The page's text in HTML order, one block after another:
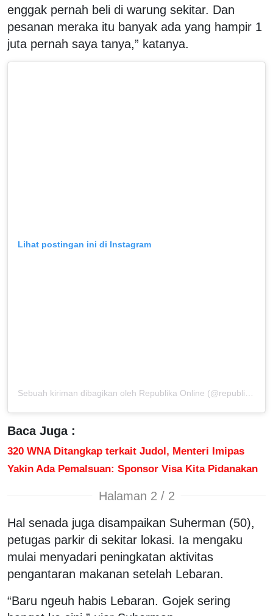
enggak pernah beli di warung sekitar. Dan
pesanan meraka itu banyak ada yang hampir 1
juta pernah saya tanya,” katanya.
Lihat postingan ini di Instagram
Sebuah kiriman dibagikan oleh Republika Online (@republikaonline)
Baca Juga :
320 WNA Ditangkap terkait Judol, Menteri Imipas
Yakin Ada Pemalsuan: Sponsor Visa Kita Pidanakan
Halaman 2 / 2
Hal senada juga disampaikan Suherman (50),
petugas parkir di sekitar lokasi. Ia mengaku
mulai menyadari peningkatan aktivitas
pengantaran makanan setelah Lebaran.
“Baru ngeuh habis Lebaran. Gojek sering